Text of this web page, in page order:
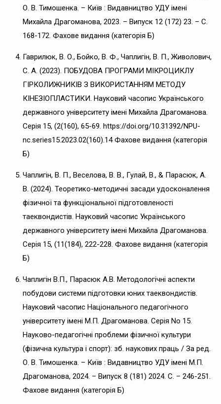
О. В. Тимошенка. – Київ : Видавництво УДУ імені
Михайла Драгоманова, 2023. – Випуск 12 (172) 23. – С.
168-172. Фахове видання (категорія Б)
Гаврилюк, В. О., Бойко, В. Ф., Чаплигін, В. П., Живолович,
С. А. (2023). ПОБУДОВА ПРОГРАМИ МІКРОЦИКЛУ
ГІРКОЛИЖНИКІВ З ВИКОРИСТАННЯМ МЕТОДУ
КІНЕЗІОПЛАСТИКИ. Науковий часопис Українського
державного університету імені Михайла Драгоманова.
Серія 15, (2(160), 65-69. https://doi.org/10.31392/NPU-
nc.series15.2023.02(160).14 Фахове видання (категорія
Б)
Чаплигін, В. П., Веселова, В. В., Гулай, В., & Парасюк, А.
В. (2024). Теоретико-методичні засади удосконалення
фізичної та функціональної підготовленості
таеквондистів. Науковий часопис Українського
державного університету імені Михайла Драгоманова.
Серія 15, (11(184), 222-228. Фахове видання (категорія
Б)
Чаплигін В.П., Парасюк А.В. Методологічні аспекти
побудови системи підготовки юних таеквондистів.
Науковий часопис Національного педагогічного
університету імені М.П. Драгоманова. Серія No 15.
Науково-педагогічні проблеми фізичної культури
(фізична культура і спорт): зб. наукових праць / За ред.
О. В. Тимошенка. – Київ : Видавництво УДУ імені М.П.
Драгоманова, 2024. – Випуск 8 (181) 2024. С. – 246-251.
Фахове видання (категорія Б)